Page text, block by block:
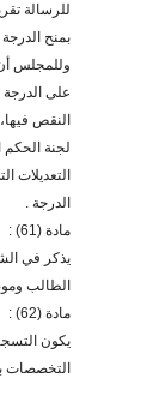
للرسالة
بمنح
وللمجلس
على الدرجة
النقص
لجنة الحكم
التعديلات
الدرجة .
مادة (61) :
يذكر في
الطالب
مادة (62) :
يكون
التخصصات